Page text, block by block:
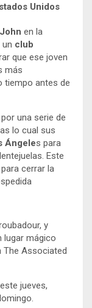
Unidos
en la
un club
que ese joven
más
tiempo antes de
una serie de
lo cual sus
Ángeles para
Este
cerrar la
y
lugar mágico
The Associated
jueves,